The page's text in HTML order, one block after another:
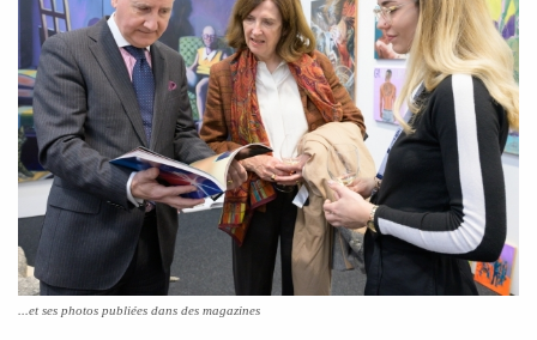
...et ses photos publiées dans des magazines